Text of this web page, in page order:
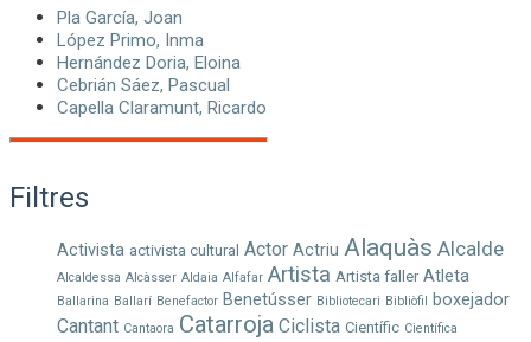
Pla García, Joan
López Primo, Inma
Hernández Doria, Eloina
Cebrián Sáez, Pascual
Capella Claramunt, Ricardo
Filtres
Activista activista cultural Actor Actriu Alaquàs Alcalde
Alcaldessa Alcàsser Aldaia Alfafar Artista Artista faller Atleta
Ballarina Ballarí Benefactor Benetússer Bibliotecari Bibliòfil boxejador
Cantant Cantaora Catarroja Ciclista Científic Científica